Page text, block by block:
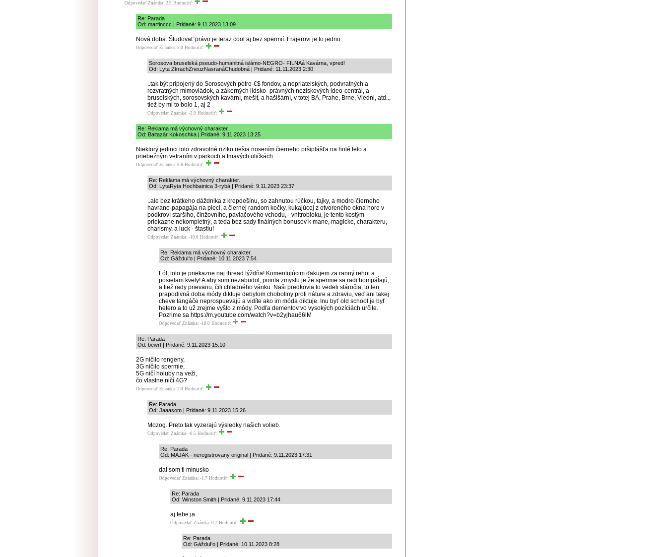
Odpovedať Známka: 2.9 Hodnotiť:
Re: Parada
Od: martinccc | Pridané: 9.11.2023 13:09
Nová doba. Študovať právo je teraz cool aj bez spermií. Frajerovi je to jedno.
Odpovedať Známka: 5.0 Hodnotiť:
Sorosova bruselská pseudo-humanitná islámo-NEGRO- FILNAá Kavárna, vpred!
Od: Lyta ZkrachZneuzNasranáChudobná | Pridané: 11.11.2023 2:30
..tak být pripojený do Sorosových petro-€$ fondov, a nepriatelských, podvratných a
rozvratných mimovládok, a zákerných lidsko- právných neziskových ideo-centrál, a
bruselských, sorosovských kavární, mešít, a hašišární, v totej BA, Prahe, Brne, Viedni, atd..,
tiež by mi to bolo 1, aj 2
Odpovedať Známka: -2.0 Hodnotiť:
Re: Reklama má výchovný charakter.
Od: Baltazár Kokoschka | Pridané: 9.11.2023 13:25
Niektorý jedinci toto zdravotné riziko riešia nosením čierneho pršiplášťa na holé telo a
priebežným vetraním v parkoch a tmavých uličkách.
Odpovedať Známka: 8.6 Hodnotiť:
Re: Reklama má výchovný charakter.
Od: LytaRyta Hochbatnica 3-rybá | Pridané: 9.11.2023 23:37
..ale bez krátkeho dáždnika z krepdešínu, so zahnutou rúčkou, fajky, a modro-čierneho
havrano-papagája na pleci, a čiernej random kočky, kukajúcej z otvoreného okna hore v
podkroví staršího, činžovního, pavlačového vchodu, - vnitrobloku, je tento kostým
priekazne nekompletný, a teda bez sady finálných bonusov k mane, magicke, charakteru,
charismy, a luck - štastiu!
Odpovedať Známka: -10.0 Hodnotiť:
Re: Reklama má výchovný charakter.
Od: GážduI'o | Pridané: 10.11.2023 7:54
Lól, toto je priekazne naj thread týždňa! Komentujúcim ďakujem za ranný rehot a
posielam kvety! A aby som nezabudol, pointa zmyslu je že spermie sa radi hompáĺajú,
a tiež rady prievanu, čili chladného vánku. Naši predkovia to vedeli stáročia, to len
prapodivná doba módy diktuje debylom chobotiny proti náture a zdraviu, veď ani takej
cheve tangáče neprospuevajú a vidíte ako im móda diktuje. Inu byť old school je byť
hetero a to už zrejme vyšlo z módy. Podľa dementov vo vysokých pozíciách určite.
Pozrime sa https://m.youtube.com/watch?v=b2yjhau66lM
Odpovedať Známka: -10.0 Hodnotiť:
Re: Parada
Od: bewrt | Pridané: 9.11.2023 15:10
2G ničilo rengeny,
3G ničilo spermie,
5G ničí holuby na veži,
čo vlastne ničí 4G?
Odpovedať Známka: 2.0 Hodnotiť:
Re: Parada
Od: Jaaasom | Pridané: 9.11.2023 15:26
Mozog. Preto tak vyzerajú výsledky našich volieb.
Odpovedať Známka: -0.5 Hodnotiť:
Re: Parada
Od: MAJAK - neregistrovany original | Pridané: 9.11.2023 17:31
dal som ti mínusko
Odpovedať Známka: -1.7 Hodnotiť:
Re: Parada
Od: Winston Smith | Pridané: 9.11.2023 17:44
aj tebe ja
Odpovedať Známka: 0.7 Hodnotiť:
Re: Parada
Od: GážduI'o | Pridané: 10.11.2023 8:28